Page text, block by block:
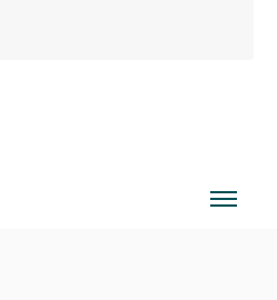
Sconto fino al 40% valido